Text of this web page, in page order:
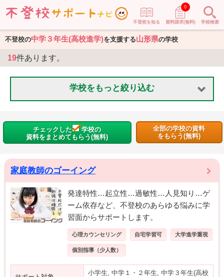
不登校を知る 資料請求(無料)
0
学校検索
不登校の中学３年生(高校進学)を支援する山形県の学校
19件あります。
学校をもっと絞り込む
チェックした
学校の
資料をまとめてもらう(無料)
全部の学校の資料
をもらう(無料)
家庭教師のゴーイング
発達特性…起立性…過敏性…人見知り…ゲ
ーム依存など、不登校のあらゆる悩みに学
習面からサポートします。
心理カウンセリング 自宅学習可 大学進学重視
個別指導（少人数）
小学生, 中学１・２年生, 中学３年生(高校